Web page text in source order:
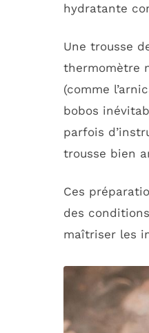
hydratante
Une trousse
thermomètre
(comme
bobos
parfois
trousse bien
Ces
des
maîtriser les